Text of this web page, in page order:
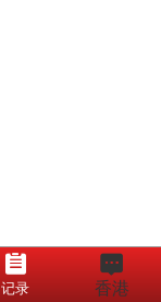
记录 香港